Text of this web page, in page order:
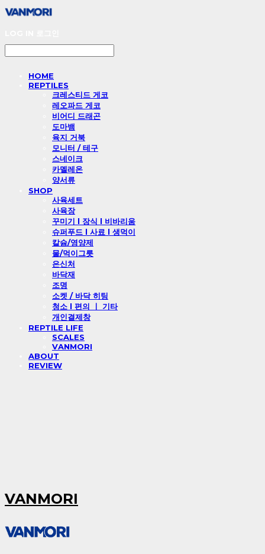
HOME
REPTILES
크레스티드 게코
레오파드 게코
비어디 드래곤
도마뱀
육지 거북
모니터 / 테구
스네이크
카멜레온
양서류
SHOP
사육세트
사육장
꾸미기 l 장식 l 비바리움
슈퍼푸드 l 사료 l 생먹이
칼슘/영양제
물/먹이그릇
은신처
바닥재
조명
소켓 / 바닥 히팅
청소 l 편의 ㅣ 기타
개인결제창
REPTILE LIFE
SCALES
VANMORI
ABOUT
REVIEW
VANMORI